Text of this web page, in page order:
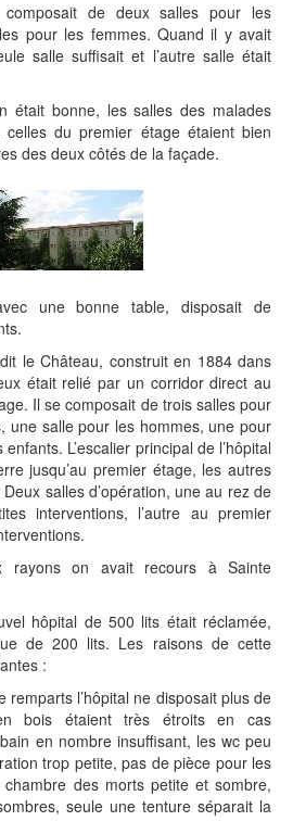
de deux salles pour les
pour les femmes. Quand il y avait
salle suffisait et l’autre salle était
était bonne, les salles des malades
celles du premier étage étaient bien
des deux côtés de la façade.
une bonne table, disposait de
le Château, construit en 1884 dans
était relié par un corridor direct au
Il se composait de trois salles pour
une salle pour les hommes, une pour
L’escalier principal de l’hôpital
jusqu’au premier étage, les autres
salles d’opération, une au rez de
interventions, l’autre au premier
rayons on avait recours à Sainte
hôpital de 500 lits était réclamée,
de 200 lits. Les raisons de cette
:
remparts l’hôpital ne disposait plus de
bois étaient très étroits en cas
en nombre insuffisant, les wc peu
trop petite, pas de pièce pour les
des morts petite et sombre,
seule une tenture séparait la